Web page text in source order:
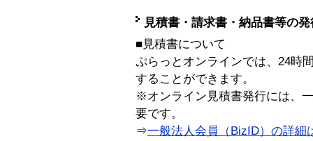
見積書・請求書・納品書等の
■見積書について
ぷらっとオンラインでは、24時
することができます。
※オンライン見積書発行には、
要です。
⇒一般法人会員（BizID）の詳細